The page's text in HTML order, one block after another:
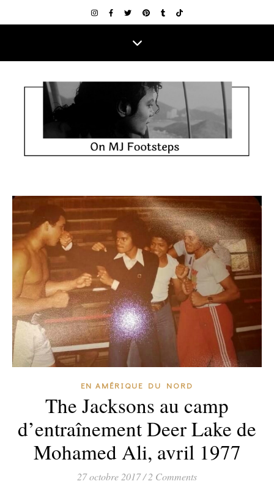
EN AMÉRIQUE DU NORD
The Jacksons au camp
d’entraînement Deer Lake de
Mohamed Ali, avril 1977
27 octobre 2017/2 Comments